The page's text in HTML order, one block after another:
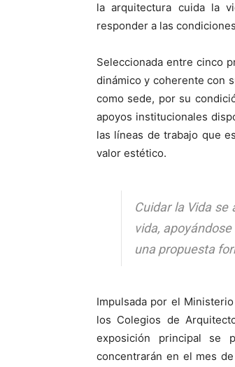
la arquitectura cuida la
responder a las
Seleccionada entre cinco
dinámico y coherente con
como sede, por su
apoyos institucionales
las líneas de trabajo que
valor estético.
Cuidar la Vida
vida,
una propuesta
Impulsada por el
los Colegios de
exposición principal se
concentrarán en el mes